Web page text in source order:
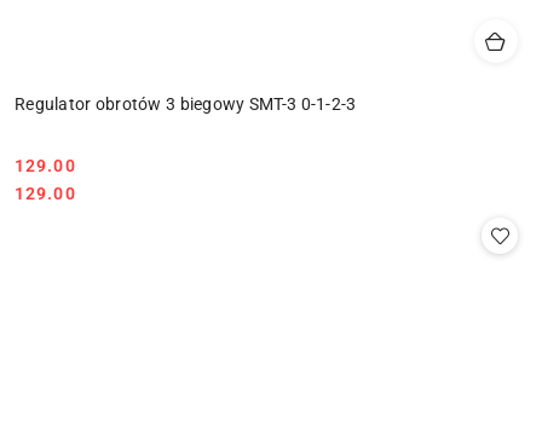
Regulator obrotów 3 biegowy SMT-3 0-1-2-3
Cena:
129.00
Cena:
129.00